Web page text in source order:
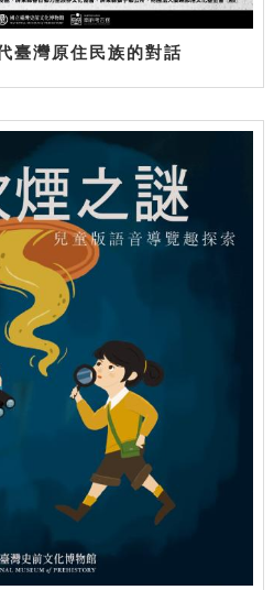
臺灣原住民族的對話